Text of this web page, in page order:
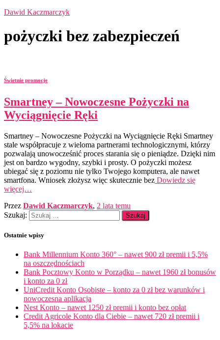
Dawid Kaczmarczyk
pożyczki bez zabezpieczeń
Świetnie promocje
Smartney – Nowoczesne Pożyczki na
Wyciągnięcie Ręki
Smartney – Nowoczesne Pożyczki na Wyciągnięcie Ręki Smartney
stale współpracuje z wieloma partnerami technologicznymi, którzy
pozwalają unowocześnić proces starania się o pieniądze. Dzięki nim
jest on bardzo wygodny, szybki i prosty. O pożyczki możesz
ubiegać się z poziomu nie tylko Twojego komputera, ale nawet
smartfona. Wniosek złożysz więc skutecznie bez Dowiedz się
więcej…
Przez Dawid Kaczmarczyk, 2 lata temu
Szukaj:
Ostatnie wpisy
Bank Millennium Konto 360° – nawet 900 zł premii i 5,5%
na oszczędnościach
Bank Pocztowy Konto w Porządku – nawet 1960 zł bonusów
i konto za 0 zł
UniCredit Konto Osobiste – konto za 0 zł bez warunków i
nowoczesna aplikacja
Nest Konto – nawet 1250 zł premii i konto bez opłat
Credit Agricole Konto dla Ciebie – nawet 720 zł premii i
5,5% na lokacie